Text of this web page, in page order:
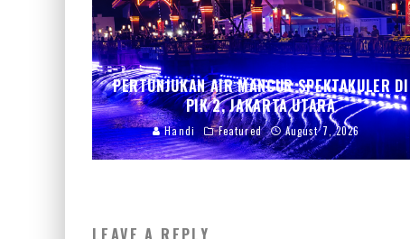
PERTUNJUKAN AIR MANCUR SPEKTAKULER DI
PIK 2, JAKARTA UTARA
Handi Featured August 7, 2026
LEAVE A REPLY